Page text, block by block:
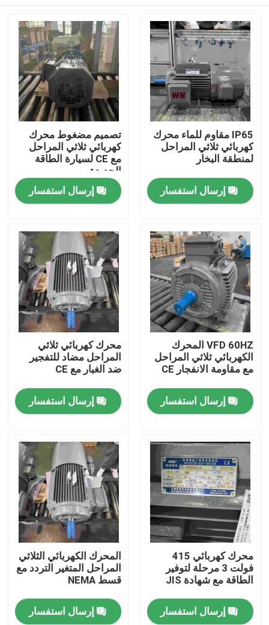
بيت
منتجات
أشرطة فيديو
معلومات عنا
رقابة جودة
اتصل بنا
اطلب اقتباس
محرك كهربائي عالي الكفاءة
محركات كهربائية أحادية الطور
IP65 مقاوم للماء محرك
كهربائي ثلاثي المراحل
لمنطقة البخار
إرسال استفسار
تصميم مضغوط محرك
كهربائي ثلاثي المراحل
مع CE لسيارة الطاقة
الجديدة
إرسال استفسار
VFD 60HZ المحرك
الكهربائي ثلاثي المراحل
مع مقاومة الانفجار CE
إرسال استفسار
محرك كهربائي ثلاثي
المراحل مضاد للتفجير
ضد الغبار مع CE
إرسال استفسار
محرك كهربائي 415
فولت 3 مرحلة لتوفير
الطاقة مع شهادة JIS
إرسال استفسار
المحرك الكهربائي الثلاثي
المراحل المتغير التردد مع
قسط NEMA
إرسال استفسار